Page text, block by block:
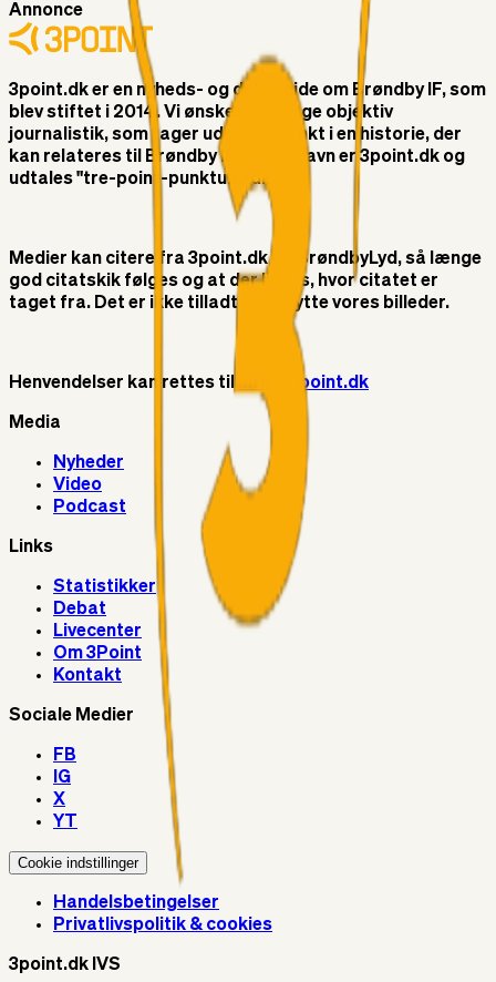
Annonce
3point.dk er en nyheds- og debatside om Brøndby IF, som
blev stiftet i 2014. Vi ønsker at bringe objektiv
journalistik, som tager udgangspunkt i en historie, der
kan relateres til Brøndby IF. Vores navn er 3point.dk og
udtales "tre-point-punktum-dk"
Medier kan citere fra 3point.dk og BrøndbyLyd, så længe
god citatskik følges og at der linkes, hvor citatet er
taget fra. Det er ikke tilladt at benytte vores billeder.
Henvendelser kan rettes til info@3point.dk
Media
Nyheder
Video
Podcast
Links
Statistikker
Debat
Livecenter
Om 3Point
Kontakt
Sociale Medier
FB
IG
X
YT
Cookie indstillinger
Handelsbetingelser
Privatlivspolitik & cookies
3point.dk IVS